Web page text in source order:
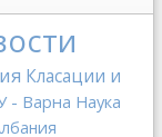
Класации и
- Варна Наука